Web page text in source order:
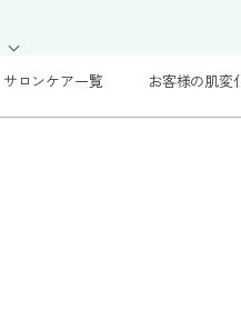
サロンケア一覧 お客様の肌変